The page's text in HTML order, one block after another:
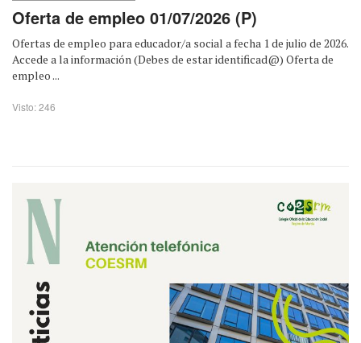
Oferta de empleo 01/07/2026 (P)
Ofertas de empleo para educador/a social a fecha 1 de julio de 2026.
Accede a la información (Debes de estar identificad@) Oferta de
empleo ...
Visto: 246